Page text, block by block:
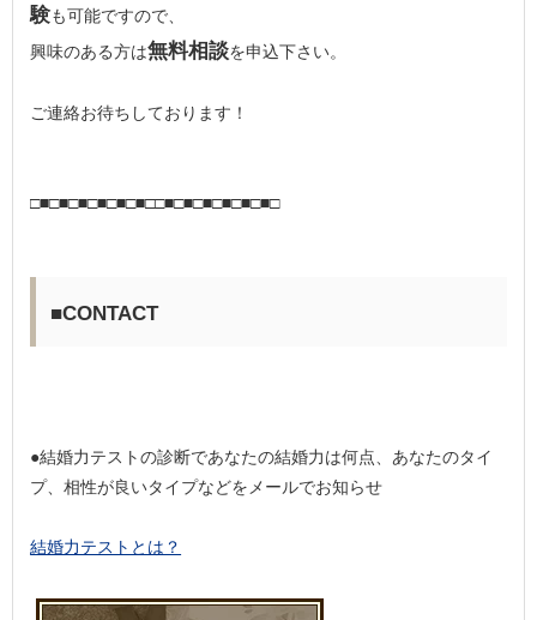
験も可能ですので、
興味のある方は無料相談を申込下さい。
ご連絡お待ちしております！
□■□■□■□■□■□■□□■□■□■□■□■□■□
■CONTACT
●結婚力テストの診断であなたの結婚力は何点、あなたのタイ
プ、相性が良いタイプなどをメールでお知らせ
結婚力テストとは？